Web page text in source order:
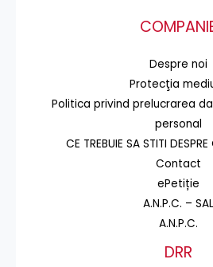
Despre noi
Protecţia
Politica privind prelucrarea
personal
CE TREBUIE SA STITI
Contact
ePetiție
A.N.P.C. – SAL
A.N.P.C.
DRR